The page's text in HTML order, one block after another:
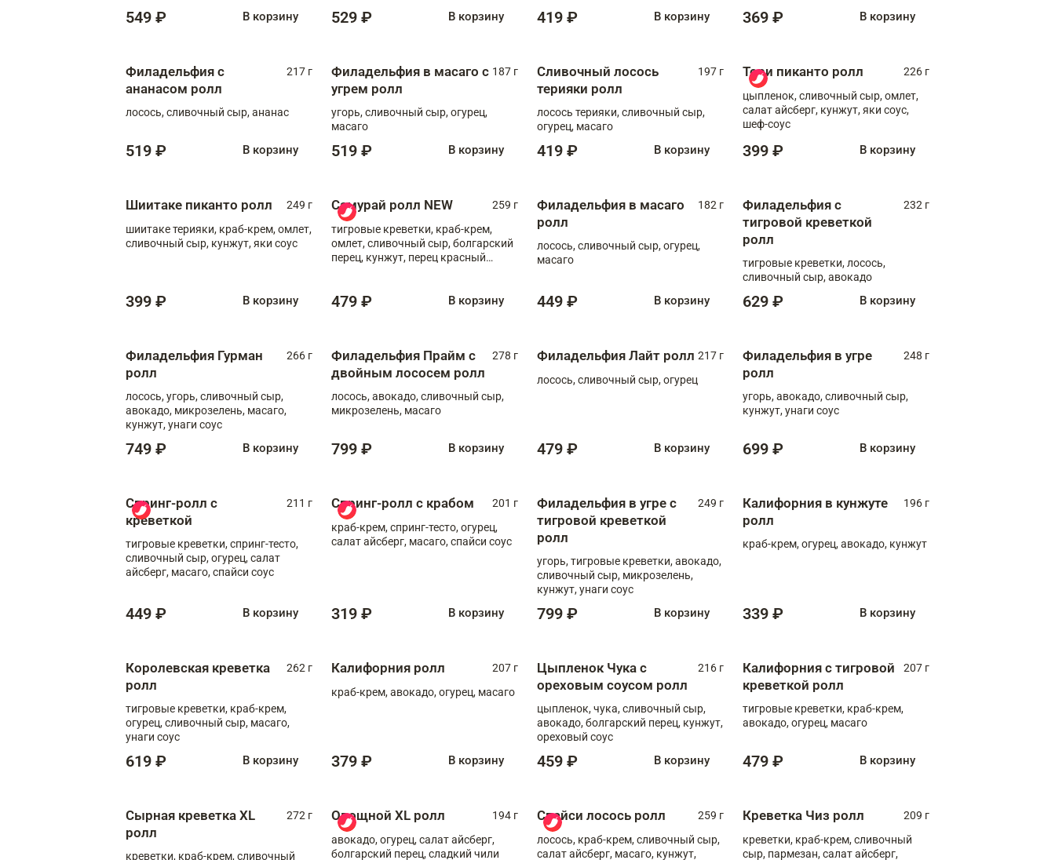
549 ₽ В корзину 529 ₽ В корзину 419 ₽ В корзину 369 ₽ В корзину
Филадельфия с
ананасом ролл
217 г
лосось, сливочный сыр, ананас
519 ₽ В корзину
Филадельфия в масаго с
угрем ролл
187 г
угорь, сливочный сыр, огурец,
масаго
519 ₽ В корзину
Сливочный лосось
терияки ролл
197 г
лосось терияки, сливочный сыр,
огурец, масаго
419 ₽ В корзину
Тори пиканто ролл
226 г
цыпленок, сливочный сыр, омлет,
салат айсберг, кунжут, яки соус,
шеф-соус
399 ₽ В корзину
Шиитаке пиканто ролл
249 г
шиитаке терияки, краб-крем, омлет,
сливочный сыр, кунжут, яки соус
399 ₽ В корзину
Самурай ролл NEW
259 г
тигровые креветки, краб-крем,
омлет, сливочный сыр, болгарский
перец, кунжут, перец красный
479 ₽ В корзину
Филадельфия в масаго
ролл
182 г
лосось, сливочный сыр, огурец,
масаго
449 ₽ В корзину
Филадельфия с
тигровой креветкой
ролл
232 г
тигровые креветки, лосось,
сливочный сыр, авокадо
629 ₽ В корзину
Филадельфия Гурман
ролл
266 г
лосось, угорь, сливочный сыр,
авокадо, микрозелень, масаго,
кунжут, унаги соус
749 ₽ В корзину
Филадельфия Прайм с
двойным лососем ролл
278 г
лосось, авокадо, сливочный сыр,
микрозелень, масаго
799 ₽ В корзину
Филадельфия Лайт ролл 217 г
лосось, сливочный сыр, огурец
479 ₽ В корзину
Филадельфия в угре
ролл
248 г
угорь, авокадо, сливочный сыр,
кунжут, унаги соус
699 ₽ В корзину
Спринг-ролл с
креветкой
211 г
тигровые креветки, спринг-тесто,
сливочный сыр, огурец, салат
айсберг, масаго, спайси соус
449 ₽ В корзину
Спринг-ролл с крабом
201 г
краб-крем, спринг-тесто, огурец,
салат айсберг, масаго, спайси соус
319 ₽ В корзину
Филадельфия в угре с
тигровой креветкой
ролл
249 г
угорь, тигровые креветки, авокадо,
сливочный сыр, микрозелень,
кунжут, унаги соус
799 ₽ В корзину
Калифорния в кунжуте
ролл
196 г
краб-крем, огурец, авокадо, кунжут
339 ₽ В корзину
Королевская креветка
ролл
262 г
тигровые креветки, краб-крем,
огурец, сливочный сыр, масаго,
унаги соус
619 ₽ В корзину
Калифорния ролл
207 г
краб-крем, авокадо, огурец, масаго
379 ₽ В корзину
Цыпленок Чука с
ореховым соусом ролл
216 г
цыпленок, чука, сливочный сыр,
авокадо, болгарский перец, кунжут,
ореховый соус
459 ₽ В корзину
Калифорния с тигровой
креветкой ролл
207 г
тигровые креветки, краб-крем,
авокадо, огурец, масаго
479 ₽ В корзину
Сырная креветка XL
ролл
272 г
креветки, краб-крем, сливочный
Овощной XL ролл
194 г
авокадо, огурец, салат айсберг,
болгарский перец, сладкий чили
Спайси лосось ролл
259 г
лосось, краб-крем, сливочный сыр,
салат айсберг, масаго, кунжут,
Креветка Чиз ролл
209 г
креветки, краб-крем, сливочный
сыр, пармезан, салат айсберг,